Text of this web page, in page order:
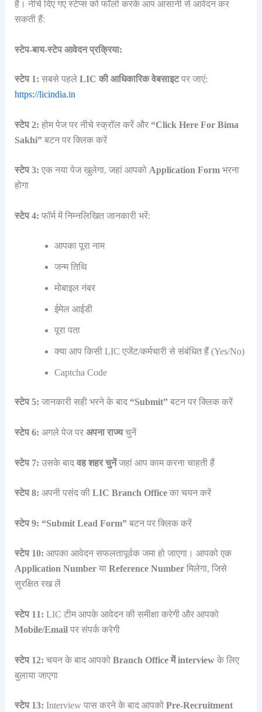
है। नीचे दिए गए स्टेप्स को फॉलो करके आप आसानी से आवेदन कर
सकती हैं:
स्टेप-बाय-स्टेप आवेदन प्रक्रिया:
स्टेप 1: सबसे पहले LIC की आधिकारिक वेबसाइटपर जाएं:
https://licindia.in
स्टेप 2: होम पेज पर नीचे स्क्रॉल करें और “Click Here For Bima
Sakhi”बटन पर क्लिक करें
स्टेप 3: एक नया पेज खुलेगा, जहां आपको Application Formभरना
होगा
स्टेप 4: फॉर्म में निम्नलिखित जानकारी भरें:
आपका पूरा नाम
जन्म तिथि
मोबाइल नंबर
ईमेल आईडी
पूरा पता
क्या आप किसी LIC एजेंट/कर्मचारी से संबंधित हैं (Yes/No)
Captcha Code
स्टेप 5: जानकारी सही भरने के बाद “Submit”बटन पर क्लिक करें
स्टेप 6: अगले पेज पर अपना राज्यचुनें
स्टेप 7: उसके बाद वह शहर चुनेंजहां आप काम करना चाहती हैं
स्टेप 8: अपनी पसंद की LIC Branch Officeका चयन करें
स्टेप 9: “Submit Lead Form”बटन पर क्लिक करें
स्टेप 10: आपका आवेदन सफलतापूर्वक जमा हो जाएगा। आपको एक
Application Numberया Reference Numberमिलेगा, जिसे
सुरक्षित रख लें
स्टेप 11: LIC टीम आपके आवेदन की समीक्षा करेगी और आपको
Mobile/Emailपर संपर्क करेगी
स्टेप 12: चयन के बाद आपको Branch Office में interviewके लिए
बुलाया जाएगा
स्टेप 13: Interview पास करने के बाद आपको Pre-Recruitment